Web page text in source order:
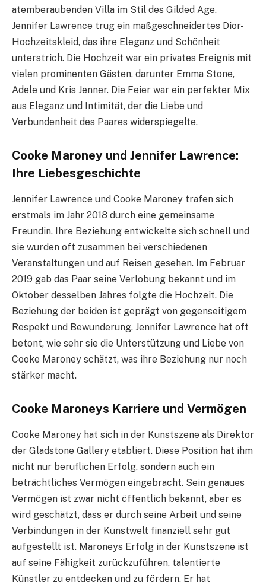
atemberaubenden Villa im Stil des Gilded Age.
Jennifer Lawrence trug ein maßgeschneidertes Dior-
Hochzeitskleid, das ihre Eleganz und Schönheit
unterstrich. Die Hochzeit war ein privates Ereignis mit
vielen prominenten Gästen, darunter Emma Stone,
Adele und Kris Jenner. Die Feier war ein perfekter Mix
aus Eleganz und Intimität, der die Liebe und
Verbundenheit des Paares widerspiegelte.
Cooke Maroney und Jennifer Lawrence:
Ihre Liebesgeschichte
Jennifer Lawrence und Cooke Maroney trafen sich
erstmals im Jahr 2018 durch eine gemeinsame
Freundin. Ihre Beziehung entwickelte sich schnell und
sie wurden oft zusammen bei verschiedenen
Veranstaltungen und auf Reisen gesehen. Im Februar
2019 gab das Paar seine Verlobung bekannt und im
Oktober desselben Jahres folgte die Hochzeit. Die
Beziehung der beiden ist geprägt von gegenseitigem
Respekt und Bewunderung. Jennifer Lawrence hat oft
betont, wie sehr sie die Unterstützung und Liebe von
Cooke Maroney schätzt, was ihre Beziehung nur noch
stärker macht.
Cooke Maroneys Karriere und Vermögen
Cooke Maroney hat sich in der Kunstszene als Direktor
der Gladstone Gallery etabliert. Diese Position hat ihm
nicht nur beruflichen Erfolg, sondern auch ein
beträchtliches Vermögen eingebracht. Sein genaues
Vermögen ist zwar nicht öffentlich bekannt, aber es
wird geschätzt, dass er durch seine Arbeit und seine
Verbindungen in der Kunstwelt finanziell sehr gut
aufgestellt ist. Maroneys Erfolg in der Kunstszene ist
auf seine Fähigkeit zurückzuführen, talentierte
Künstler zu entdecken und zu fördern. Er hat